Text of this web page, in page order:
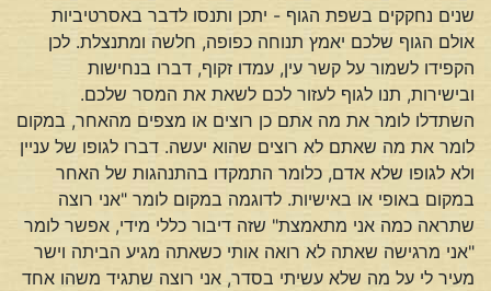
שנים נחקקים בשפת הגוף - יתכן ותנסו לדבר באסרטיביות
אולם הגוף שלכם יאמץ תנוחה כפופה, חלשה ומתנצלת. לכן
הקפידו לשמור על קשר עין, עמדו זקוף, דברו בנחישות
ובישירות, תנו לגוף לעזור לכם לשאת את המסר שלכם.
השתדלו לומר את מה אתם כן רוצים או מצפים מהאחר, במקום
לומר את מה שאתם לא רוצים שהוא יעשה. דברו לגופו של עניין
ולא לגופו שלא אדם, כלומר התמקדו בהתנהגות של האחר
במקום באופי או באישיות. לדוגמה במקום לומר "אני רוצה
שתראה כמה אני מתאמצת" שזה דיבור כללי מידי, אפשר לומר
"אני מרגישה שאתה לא רואה אותי כשאתה מגיע הביתה וישר
מעיר לי על מה שלא עשיתי בסדר, אני רוצה שתגיד משהו אחד